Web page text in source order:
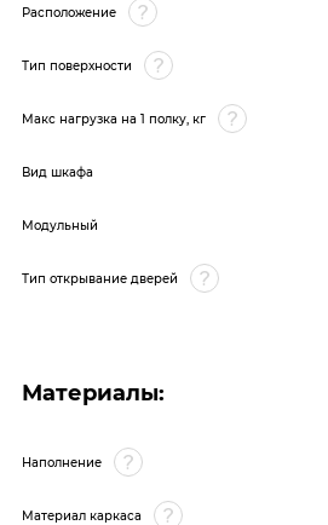
Расположение
Тип поверхности
Макс нагрузка на 1 полку, кг
Вид шкафа
Модульный
Тип открывание дверей
Материалы:
Наполнение
Материал каркаса